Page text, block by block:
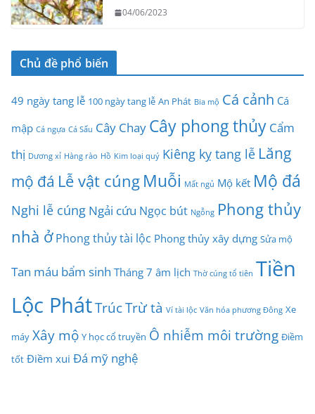
04/06/2023
Chủ đề phổ biến
49 ngày tang lễ 100 ngày tang lễ An Phát Bia mộ Cá cảnh Cá
mập Cá ngựa Cá Sấu Cây Chay Cây phong thủy Cẩm
thị Dương xỉ Hàng rào Hồ Kim loại quý Kiêng kỵ tang lễ Lăng
mộ đá Lễ vật cúng Muỗi Mất ngủ Mộ kết Mộ đá
Nghi lễ cúng Ngải cứu Ngọc bút Ngỗng Phong thủy
nhà ở Phong thủy tài lộc Phong thủy xây dựng Sửa mộ
Tan máu bẩm sinh Tháng 7 âm lịch Thờ cúng tổ tiên Tiền
Lộc PhátTrúcTrừ tà Ví tài lộc Văn hóa phương Đông Xe
máy Xây mộ Y học cổ truyền Ô nhiễm môi trường Điềm
tốt Điềm xui Đá mỹ nghệ